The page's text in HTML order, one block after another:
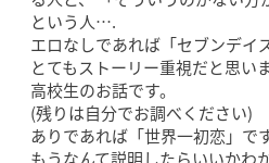
という人….
エロなしであれば「セブンデイ
とてもストーリー重視だと思いま
高校生のお話です。
(残りは自分でお調べください)
ありであれば「世界一初恋」で